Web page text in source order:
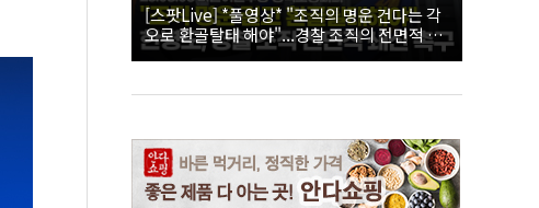
[스팟Live] *풀영상* "조직의 명운 건다는 각
오로 환골탈태 해야"...경찰 조직의 전면적 쇄
신 촉구한 한병도 | 26.08.06 더불어민주당 정